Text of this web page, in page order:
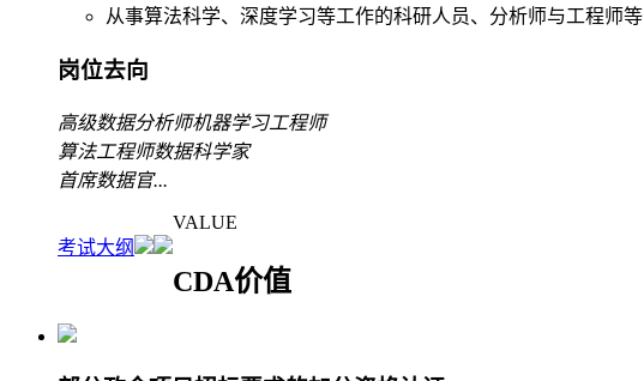
从事算法科学、深度学习等工作的科研人员、分析师与工程师等
岗位去向
高级数据分析师机器学习工程师
算法工程师数据科学家
首席数据官...
考试大纲
VALUE
CDA价值